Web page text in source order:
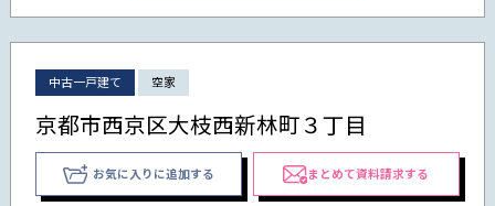
中古一戸建て 空家
京都市西京区大枝西新林町３丁目
お気に入りに追加する まとめて資料請求する